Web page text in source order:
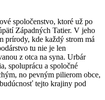
spoločenstvo, ktoré už po
Západných Tatier. V jeho
prírody, kde každý strom má
tu nie je len
z otca na syna. Urbár
spoluprácu a spoločné
no pevným pilierom obce,
tejto krajiny pod